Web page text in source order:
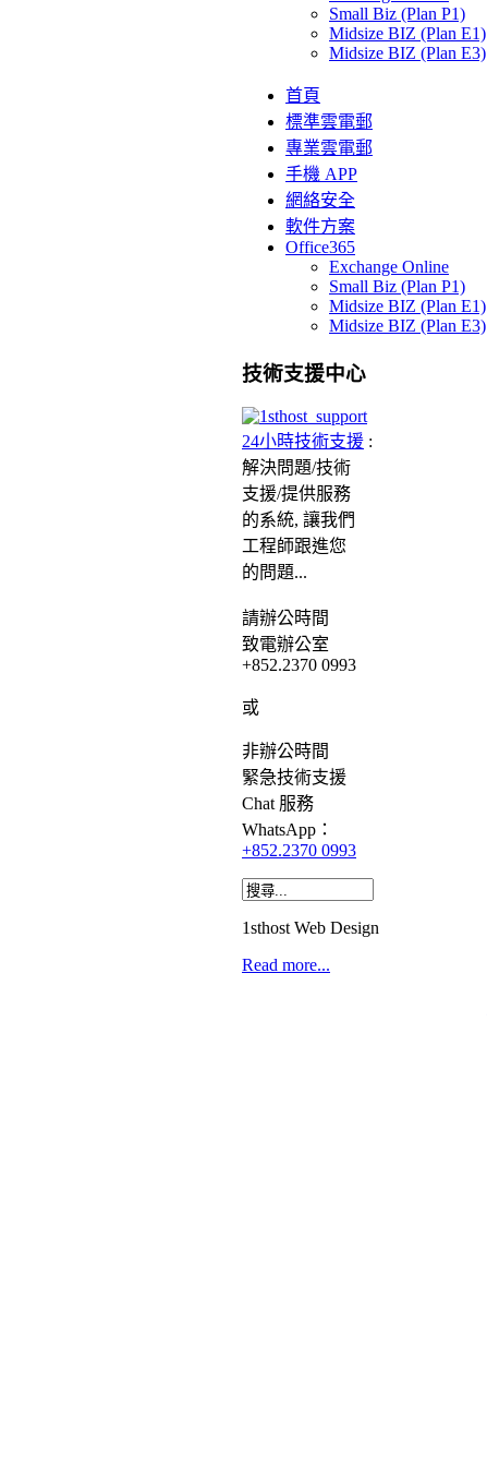
Small Biz (Plan P1)
Midsize BIZ (Plan E1)
Midsize BIZ (Plan E3)
首頁
標準雲電郵
專業雲電郵
手機 APP
網絡安全
軟件方案
Office365
Exchange Online
Small Biz (Plan P1)
Midsize BIZ (Plan E1)
Midsize BIZ (Plan E3)
技術支援中心
24小時技術支援 :
解決問題/技術
支援/提供服務
的系統, 讓我們
工程師跟進您
的問題...
請辦公時間
致電辦公室
+852.2370 0993
或
非辦公時間
緊急技術支援
Chat 服務
WhatsApp：
+852.2370 0993
1sthost Web Design
Read more...